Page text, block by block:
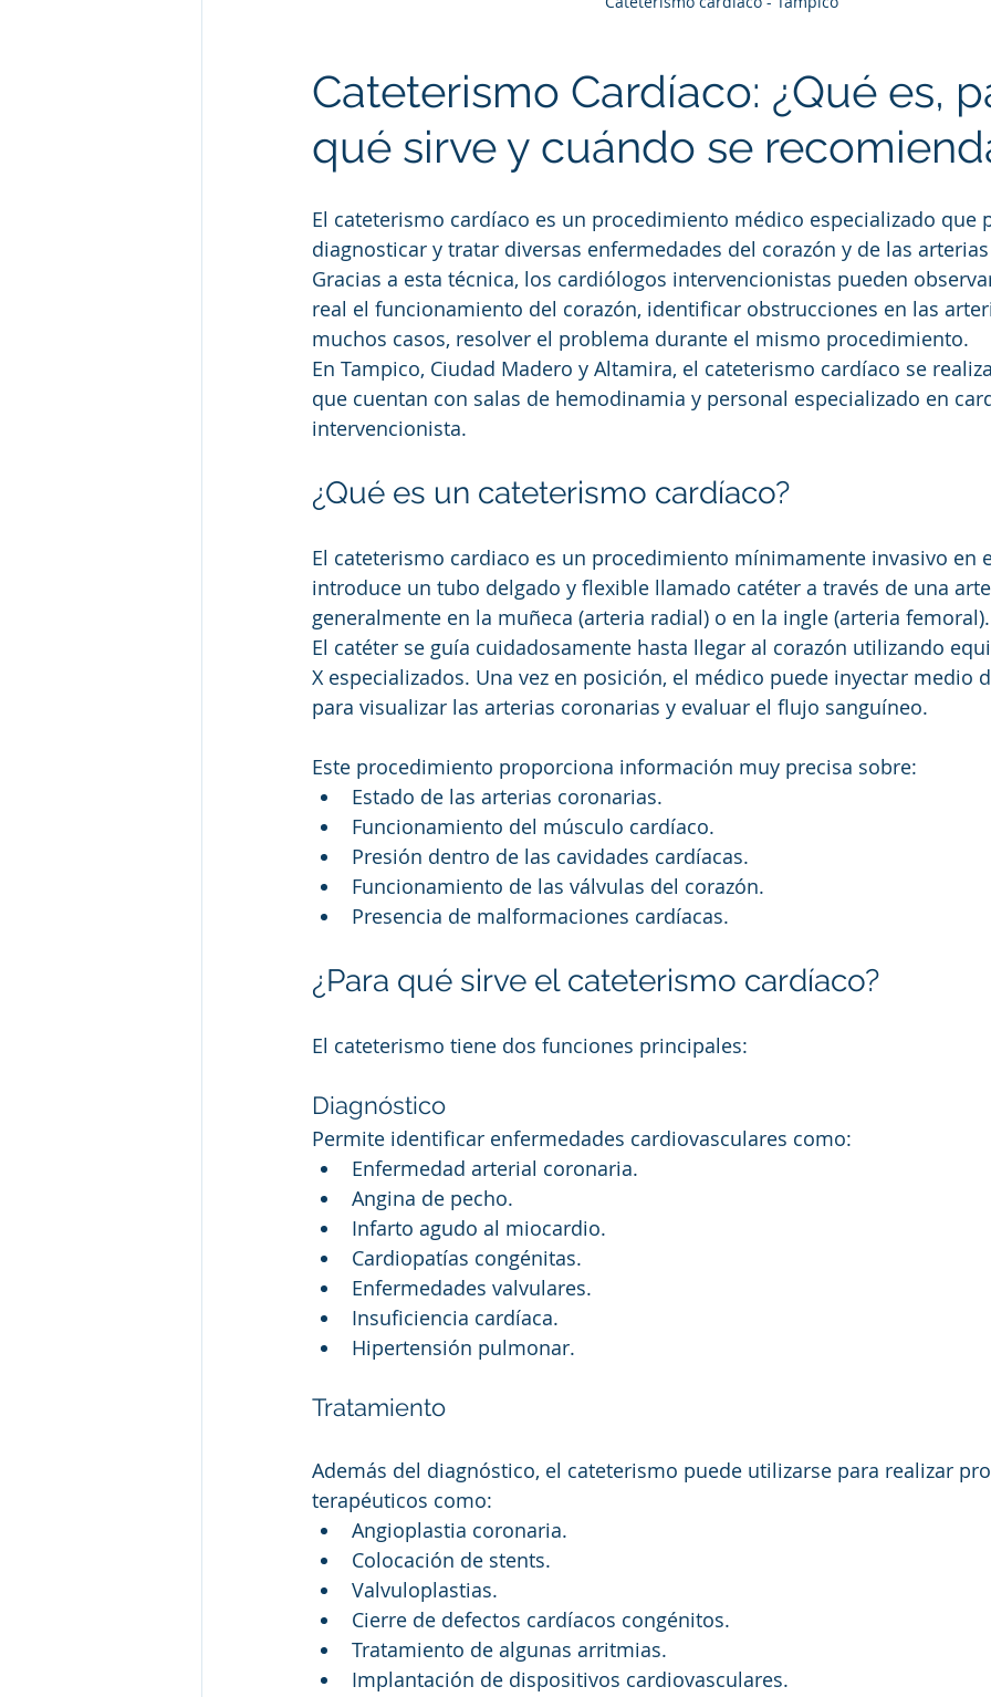
Cateterismo Cardíaco: ¿Qué es,
qué sirve y cuándo se
El cateterismo cardíaco es un procedimiento médico especializado que
diagnosticar y tratar diversas enfermedades del corazón y de las
Gracias a esta técnica, los cardiólogos intervencionistas pueden
real el funcionamiento del corazón, identificar obstrucciones en las
muchos casos, resolver el problema durante el mismo procedimiento.
En Tampico, Ciudad Madero y Altamira, el cateterismo cardíaco se
que cuentan con salas de hemodinamia y personal especializado en
intervencionista.
¿Qué es un cateterismo cardíaco?
El cateterismo cardiaco es un procedimiento mínimamente invasivo en
introduce un tubo delgado y flexible llamado catéter a través de una
generalmente en la muñeca (arteria radial) o en la ingle (arteria femoral).
El catéter se guía cuidadosamente hasta llegar al corazón utilizando
X especializados. Una vez en posición, el médico puede inyectar medio
para visualizar las arterias coronarias y evaluar el flujo sanguíneo.
Este procedimiento proporciona información muy precisa sobre:
Estado de las arterias coronarias.
Funcionamiento del músculo cardíaco.
Presión dentro de las cavidades cardíacas.
Funcionamiento de las válvulas del corazón.
Presencia de malformaciones cardíacas.
¿Para qué sirve el cateterismo cardíaco?
El cateterismo tiene dos funciones principales:
Diagnóstico
Permite identificar enfermedades cardiovasculares como:
Enfermedad arterial coronaria.
Angina de pecho.
Infarto agudo al miocardio.
Cardiopatías congénitas.
Enfermedades valvulares.
Insuficiencia cardíaca.
Hipertensión pulmonar.
Tratamiento
Además del diagnóstico, el cateterismo puede utilizarse para realizar
terapéuticos como:
Angioplastia coronaria.
Colocación de stents.
Valvuloplastias.
Cierre de defectos cardíacos congénitos.
Tratamiento de algunas arritmias.
Implantación de dispositivos cardiovasculares.